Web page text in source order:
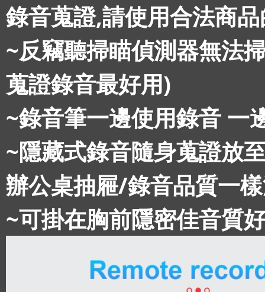
錄音蒐證,請使用合法商
~反竊聽掃瞄偵測器無法
蒐證錄音最好用)
~錄音筆一邊使用錄音 一
~隱藏式錄音隨身蒐證放
辦公桌抽屜/錄音品質一
~可掛在胸前隱密佳音質